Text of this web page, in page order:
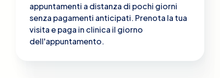
appuntamenti a distanza di pochi giorni
senza pagamenti anticipati. Prenota la tua
visita e paga in clinica il giorno
dell'appuntamento.